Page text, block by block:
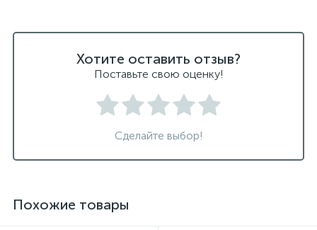
Хотите оставить отзыв?
Поставьте свою оценку!
Сделайте выбор!
Похожие товары